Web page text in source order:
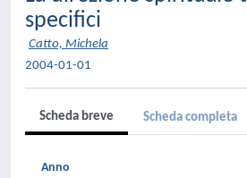
specifici
Catto, Michela
2004-01-01
Scheda breve Scheda completa
Anno